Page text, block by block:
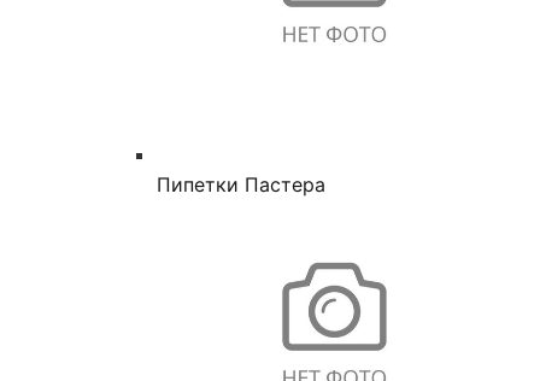
Пипетки Пастера